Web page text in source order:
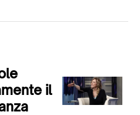
il